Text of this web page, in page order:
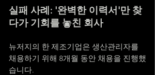
실패 사례: '완벽한 이력서'만 찾
다가 기회를 놓친 회사
뉴저지의 한 제조기업은 생산관리자를
채용하기 위해 8개월 동안 채용을 진행했
습니다.